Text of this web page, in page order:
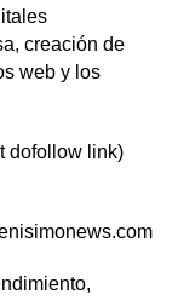
creación de
web y los
dofollow link)